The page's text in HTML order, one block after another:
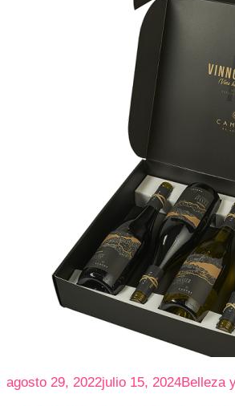
agosto 29, 2022julio 15, 2024Belleza